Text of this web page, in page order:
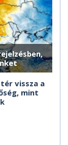
vissza a
mint